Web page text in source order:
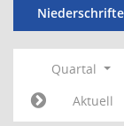
Quartal
Aktuell